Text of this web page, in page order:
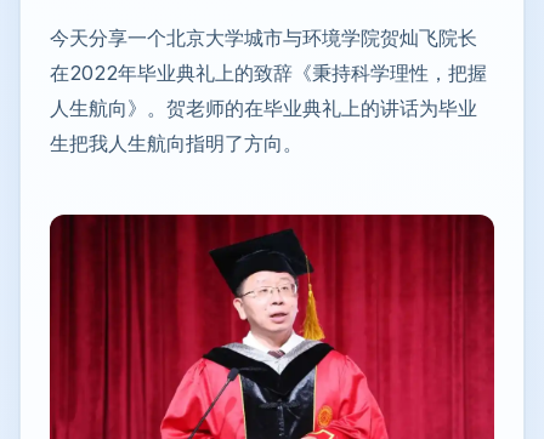
今天分享一个北京大学城市与环境学院贺灿飞院长
在2022年毕业典礼上的致辞《秉持科学理性，把握
人生航向》。贺老师的在毕业典礼上的讲话为毕业
生把我人生航向指明了方向。